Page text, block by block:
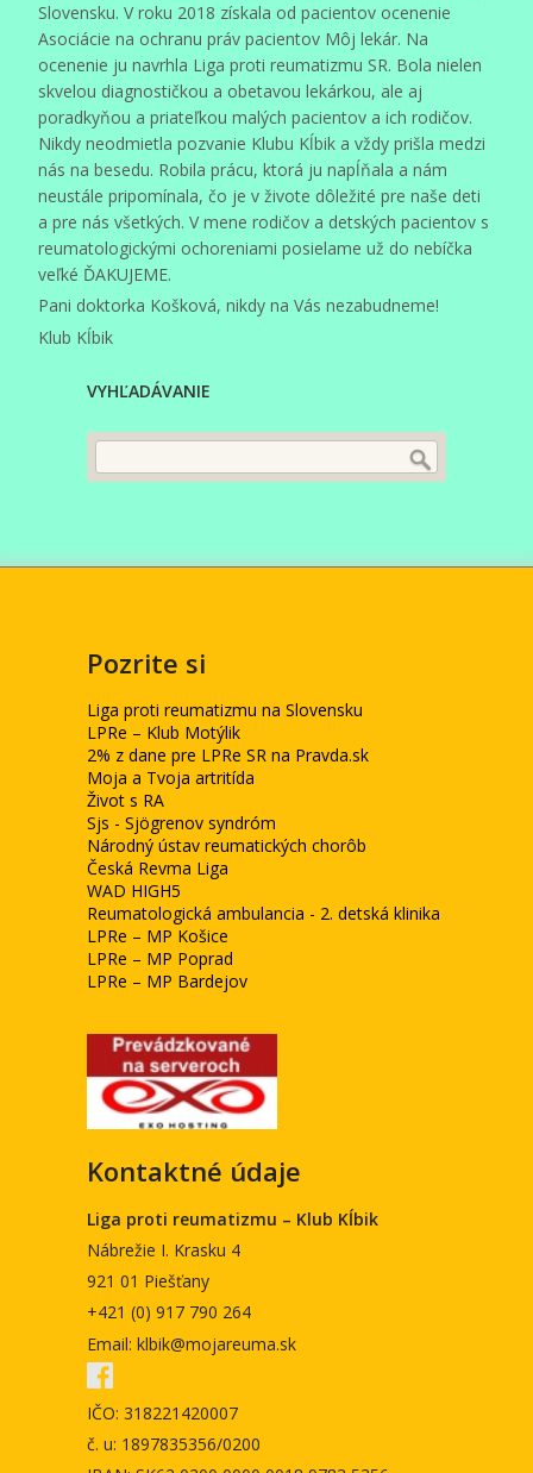
Slovensku. V roku 2018 získala od pacientov ocenenie
Asociácie na ochranu práv pacientov Môj lekár. Na
ocenenie ju navrhla Liga proti reumatizmu SR. Bola nielen
skvelou diagnostičkou a obetavou lekárkou, ale aj
poradkyňou a priateľkou malých pacientov a ich rodičov.
Nikdy neodmietla pozvanie Klubu Kĺbik a vždy prišla medzi
nás na besedu. Robila prácu, ktorá ju napĺňala a nám
neustále pripomínala, čo je v živote dôležité pre naše deti
a pre nás všetkých. V mene rodičov a detských pacientov s
reumatologickými ochoreniami posielame už do nebíčka
veľké ĎAKUJEME.
Pani doktorka Košková, nikdy na Vás nezabudneme!
Klub Kĺbik
VYHĽADÁVANIE
Pozrite si
Liga proti reumatizmu na Slovensku
LPRe – Klub Motýlik
2% z dane pre LPRe SR na Pravda.sk
Moja a Tvoja artritída
Život s RA
Sjs - Sjögrenov syndróm
Národný ústav reumatických chorôb
Česká Revma Liga
WAD HIGH5
Reumatologická ambulancia - 2. detská klinika
LPRe – MP Košice
LPRe – MP Poprad
LPRe – MP Bardejov
Kontaktné údaje
Liga proti reumatizmu – Klub Kĺbik
Nábrežie I. Krasku 4
921 01 Piešťany
+421 (0) 917 790 264
Email: klbik@mojareuma.sk
IČO: 318221420007
č. u: 1897835356/0200